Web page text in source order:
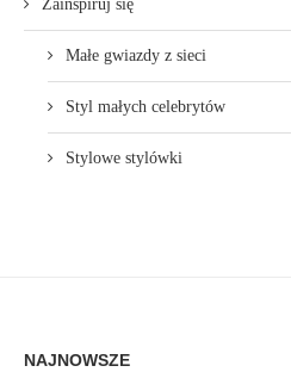
Zainspiruj się
Małe gwiazdy z sieci
Styl małych celebrytów
Stylowe stylówki
NAJNOWSZE